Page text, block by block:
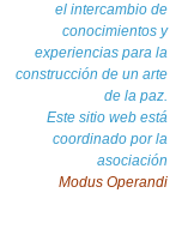
el intercambio de
conocimientos y
experiencias para la
construcción de un arte
de la paz.
Este sitio web está
coordinado por la
asociación
Modus Operandi